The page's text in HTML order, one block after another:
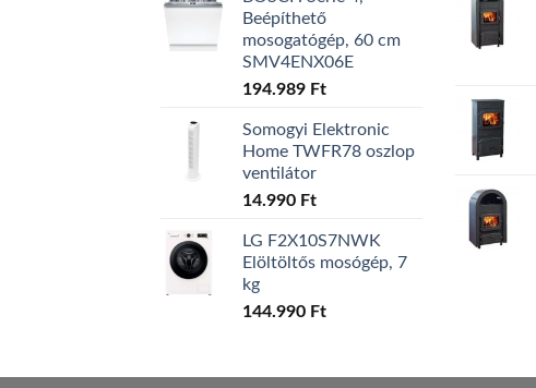
Beépíthető
mosogatógép, 60 cm
SMV4ENX06E
194.989 Ft
Somogyi Elektronic
Home TWFR78 oszlop
ventilátor
14.990 Ft
LG F2X10S7NWK
Elöltöltős mosógép, 7
kg
144.990 Ft